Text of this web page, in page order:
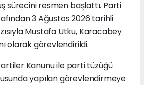
sürecini resmen başlattı. Parti
3 Ağustos 2026 tarihli
Mustafa Utku, Karacabey
olarak görevlendirildi.
Kanunu ile parti tüzüğü
yapılan görevlendirmeye